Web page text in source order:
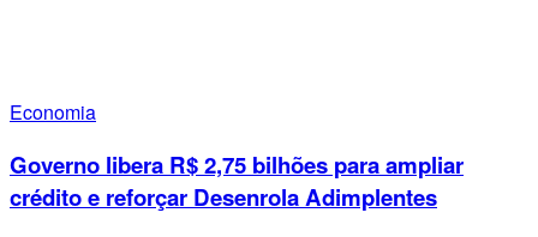
Economia
Governo libera R$ 2,75 bilhões para ampliar
crédito e reforçar Desenrola Adimplentes